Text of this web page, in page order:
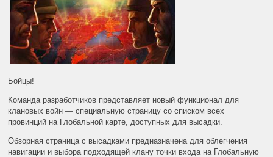
Бойцы!
Команда разработчиков представляет новый функционал для
клановых войн — специальную страницу со списком всех
провинций на Глобальной карте, доступных для высадки.
Обзорная страница с высадками предназначена для облегчения
навигации и выбора подходящей клану точки входа на Глобальную